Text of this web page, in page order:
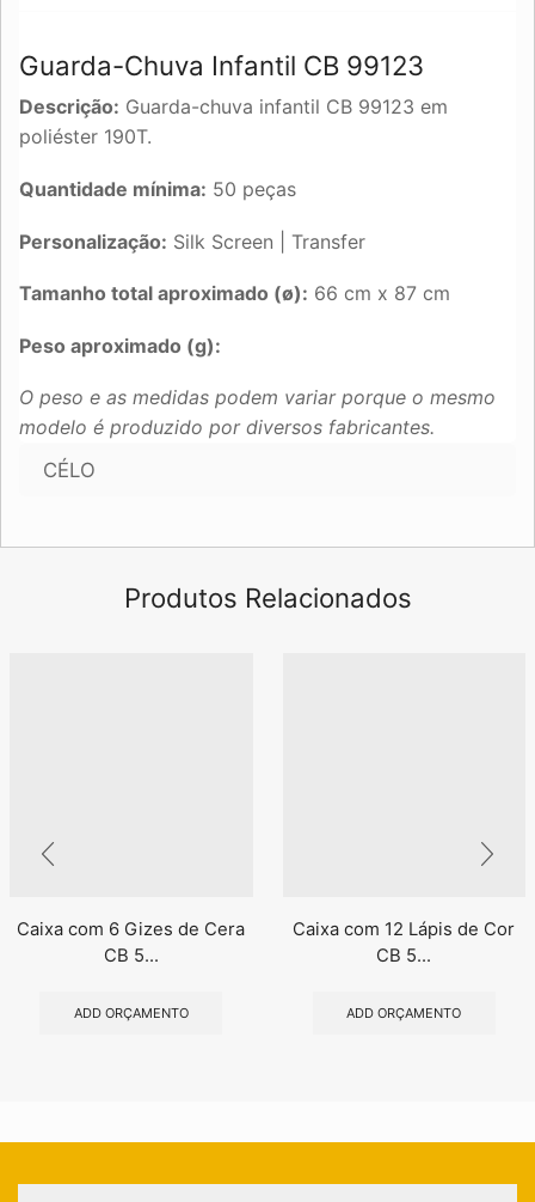
Guarda-Chuva Infantil CB 99123
Descrição: Guarda-chuva infantil CB 99123 em
poliéster 190T.
Quantidade mínima: 50 peças
Personalização: Silk Screen | Transfer
Tamanho total aproximado (ø): 66 cm x 87 cm
Peso aproximado (g):
O peso e as medidas podem variar porque o mesmo
modelo é produzido por diversos fabricantes.
CÉLO
Produtos Relacionados
Caixa com 6 Gizes de Cera
CB 5...
ADD ORÇAMENTO
Caixa com 12 Lápis de Cor
CB 5...
ADD ORÇAMENTO